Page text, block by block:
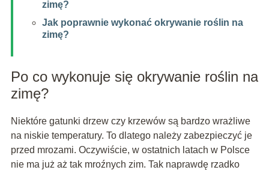
zimę?
Jak poprawnie wykonać okrywanie roślin na
zimę?
Po co wykonuje się okrywanie roślin na
zimę?
Niektóre gatunki drzew czy krzewów są bardzo wrażliwe
na niskie temperatury. To dlatego należy zabezpieczyć je
przed mrozami. Oczywiście, w ostatnich latach w Polsce
nie ma już aż tak mroźnych zim. Tak naprawdę rzadko